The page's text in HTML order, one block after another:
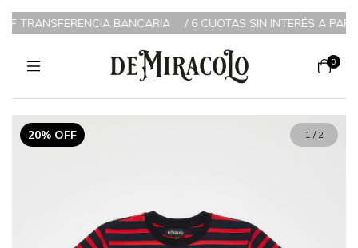
BANCARIA /6 CUOTAS SIN INTERÉS A PARTIR DE $200.000 / 3
0
20% OFF 1 / 2